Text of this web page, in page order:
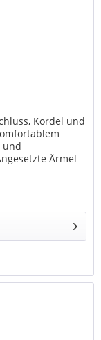
Kordel und
und
Ärmel